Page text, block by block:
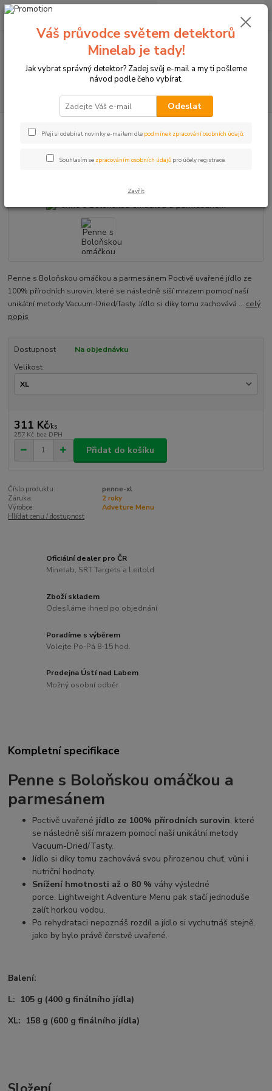
+420774877333
0 Kč
Penne s Boloňskou omáčkou a
Penne s Boloňskou omáčkou a parmesánem Poctivě uvařené jídlo ze
100% přírodních surovin, které se následně siší mrazem pomocí naší
unikátní metody Vacuum-Dried/Tasty. Jídlo si díky tomu zachovává ... celý
popis
Dostupnost
Na objednávku
Velikost
311 Kč/ks
257 Kč bez DPH
Přidat do košíku
Číslo produktu:
penne-xl
Záruka:
2 roky
Výrobce:
Adveture Menu
Hlídat cenu / dostupnost
Oficiální dealer pro ČR
Minelab, SRT Targets a Leitold
Zboží skladem
Odesíláme ihned po objednání
Poradíme s výběrem
Volejte Po-Pá 8-15 hod.
Prodejna Ústí nad Labem
Možný osobní odběr
Kompletní specifikace
Penne s Boloňskou omáčkou a
parmesánem
Poctivě uvařené jídlo ze 100% přírodních surovin, které
se následně siší mrazem pomocí naší unikátní metody
Vacuum-Dried/Tasty.
Jídlo si díky tomu zachovává svou přirozenou chuť, vůni i
nutriční hodnoty.
Snížení hmotnosti až o 80 % váhy výsledné
porce. Lightweight Adventure Menu pak stačí jednoduše
zalít horkou vodou.
Po rehydrataci nepoznáš rozdíl a jídlo si vychutnáš stejně,
jako by bylo právě čerstvě uvařené.
Balení:
L: 105 g (400 g finálního jídla)
XL: 158 g (600 g finálního jídla)
Váš průvodce světem detektorů
Minelab je tady!
Jak vybrat správný detektor? Zadej svůj e-mail a my ti pošleme
návod podle čeho vybírat.
Odeslat
Přeji si odebírat novinky e-mailem dle podmínek zpracování osobních údajů.
Souhlasím se zpracováním osobních údajů pro účely registrace.
Zavřít